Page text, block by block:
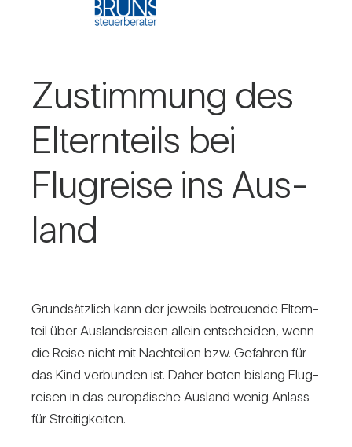
Zustim­mung des
Eltern­teils bei
Flug­reise ins Aus­
land
Grund­sätz­lich kann der jeweils betreu­ende Eltern­
teil über Aus­lands­reisen allein ent­scheiden, wenn
die Reise nicht mit Nach­teilen bzw. Gefahren für
das Kind ver­bunden ist. Daher boten bis­lang Flug­
reisen in das euro­päi­sche Aus­land wenig Anlass
für Strei­tig­keiten.